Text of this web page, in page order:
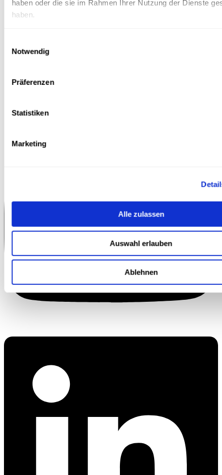
haben oder die sie im Rahmen Ihrer Nutzung der Dienste
haben.
Notwendig
Präferenzen
Statistiken
Marketing
Alle zulassen
Auswahl erlauben
Ablehnen